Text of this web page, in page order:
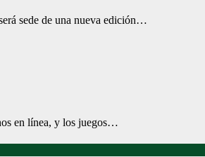
sede de una nueva edición…
en línea, y los juegos…